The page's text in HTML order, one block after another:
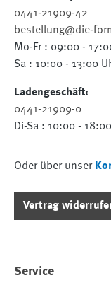
0441-21909-42
bestellung@die-
Mo-Fr : 09:00 -
Sa : 10:00 - 13:00
Ladengeschäft:
0441-21909-0
Di-Sa : 10:00 -
Oder über unser
Vertrag
Service